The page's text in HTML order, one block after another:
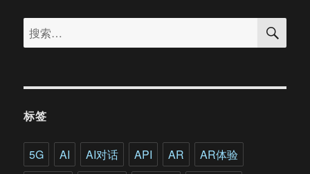
CAD&CG
家
任
周
搜
索：
搜
标签
5G AI AI对话 API AR
AR体验